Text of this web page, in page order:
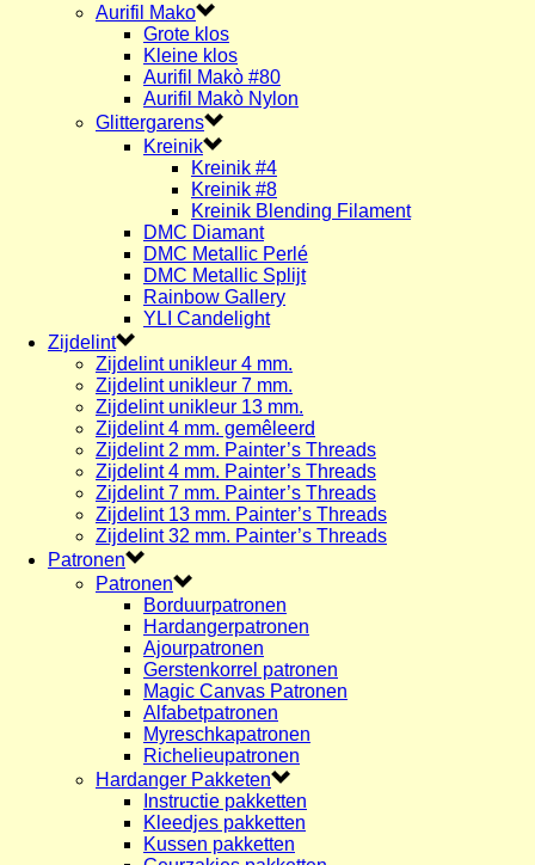
Aurifil Mako
Grote klos
Kleine klos
Aurifil Makò #80
Aurifil Makò Nylon
Glittergarens
Kreinik
Kreinik #4
Kreinik #8
Kreinik Blending Filament
DMC Diamant
DMC Metallic Perlé
DMC Metallic Splijt
Rainbow Gallery
YLI Candelight
Zijdelint
Zijdelint unikleur 4 mm.
Zijdelint unikleur 7 mm.
Zijdelint unikleur 13 mm.
Zijdelint 4 mm. gemêleerd
Zijdelint 2 mm. Painter’s Threads
Zijdelint 4 mm. Painter’s Threads
Zijdelint 7 mm. Painter’s Threads
Zijdelint 13 mm. Painter’s Threads
Zijdelint 32 mm. Painter’s Threads
Patronen
Patronen
Borduurpatronen
Hardangerpatronen
Ajourpatronen
Gerstenkorrel patronen
Magic Canvas Patronen
Alfabetpatronen
Myreschkapatronen
Richelieupatronen
Hardanger Pakketen
Instructie pakketten
Kleedjes pakketten
Kussen pakketten